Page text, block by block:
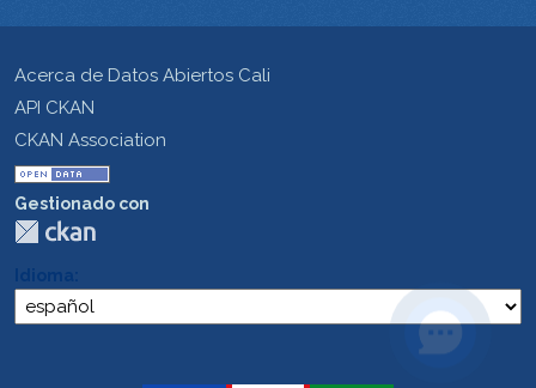
Acerca de Datos Abiertos Cali
API CKAN
CKAN Association
Gestionado con